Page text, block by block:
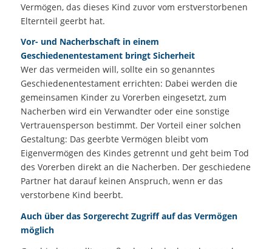
Vermögen, das dieses Kind zuvor vom erstverstorbenen
Elternteil geerbt hat.
Vor- und Nacherbschaft in einem
Geschiedenentestament bringt Sicherheit
Wer das vermeiden will, sollte ein so genanntes
Geschiedenentestament errichten: Dabei werden die
gemeinsamen Kinder zu Vorerben eingesetzt, zum
Nacherben wird ein Verwandter oder eine sonstige
Vertrauensperson bestimmt. Der Vorteil einer solchen
Gestaltung: Das geerbte Vermögen bleibt vom
Eigenvermögen des Kindes getrennt und geht beim Tod
des Vorerben direkt an die Nacherben. Der geschiedene
Partner hat darauf keinen Anspruch, wenn er das
verstorbene Kind beerbt.
Auch über das Sorgerecht Zugriff auf das Vermögen
möglich